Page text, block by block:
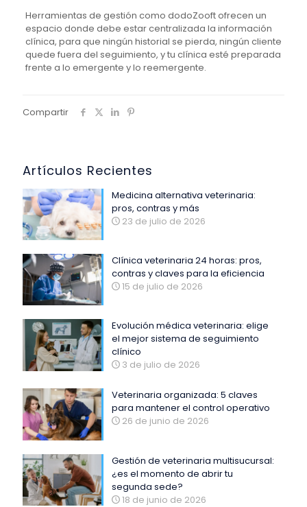
Herramientas de gestión como dodoZooft ofrecen un
espacio donde debe estar centralizada la información
clínica, para que ningún historial se pierda, ningún cliente
quede fuera del seguimiento, y tu clínica esté preparada
frente a lo emergente y lo reemergente.
Compartir
Artículos Recientes
Medicina alternativa veterinaria:
pros, contras y más
23 de julio de 2026
Clínica veterinaria 24 horas: pros,
contras y claves para la eficiencia
15 de julio de 2026
Evolución médica veterinaria: elige
el mejor sistema de seguimiento
clínico
3 de julio de 2026
Veterinaria organizada: 5 claves
para mantener el control operativo
26 de junio de 2026
Gestión de veterinaria multisucursal:
¿es el momento de abrir tu
segunda sede?
18 de junio de 2026